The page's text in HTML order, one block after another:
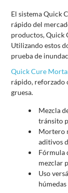
El sistema Quick
rápido del
productos, Quick
Utilizando estos
prueba de
Quick Cure
rápido, reforzado
gruesa.
Mezcla
tránsito
Mortero
aditivos
Fórmula
mezclar
Uso
húmedas